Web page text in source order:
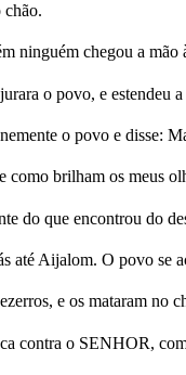
chão.
ninguém chegou a
o povo, e
o povo e disse:
como brilham os meus
do que encontrou do
até Aijalom. O povo se
e os mataram no
contra o SENHOR,